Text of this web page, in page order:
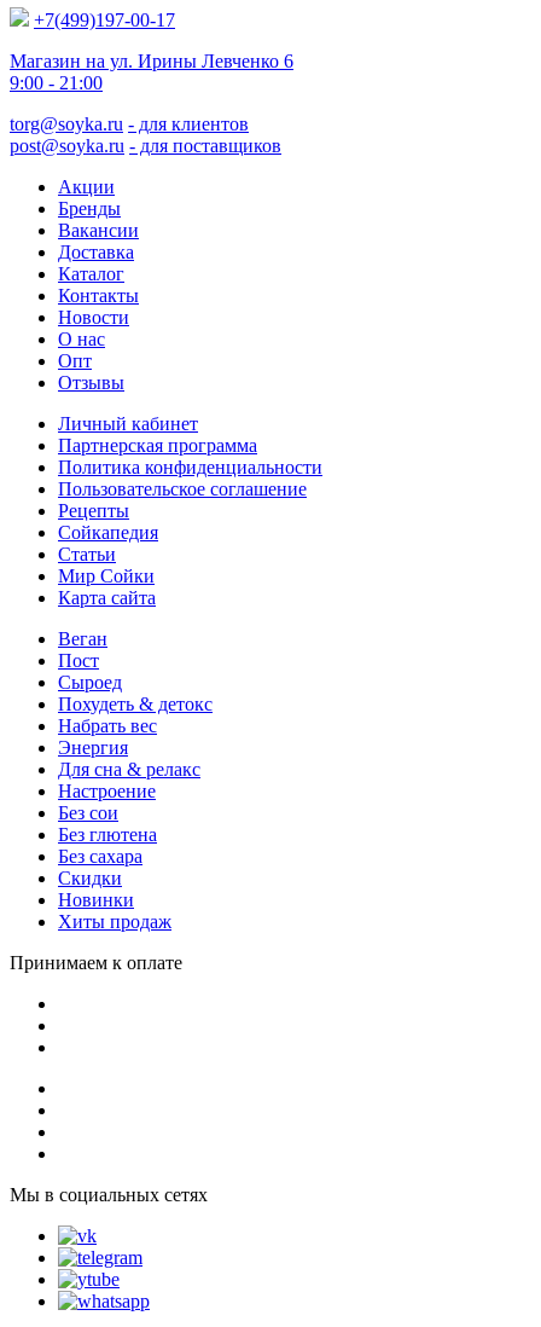
+7(499)197-00-17
Магазин на ул. Ирины Левченко 6
9:00 - 21:00
torg@soyka.ru - для клиентов
post@soyka.ru - для поставщиков
Акции
Бренды
Вакансии
Доставка
Каталог
Контакты
Новости
О нас
Опт
Отзывы
Личный кабинет
Партнерская программа
Политика конфиденциальности
Пользовательское соглашение
Рецепты
Сойкапедия
Статьи
Мир Сойки
Карта сайта
Веган
Пост
Сыроед
Похудеть & детокс
Набрать вес
Энергия
Для сна & релакс
Настроение
Без сои
Без глютена
Без сахара
Скидки
Новинки
Хиты продаж
Принимаем к оплате
Мы в социальных сетях